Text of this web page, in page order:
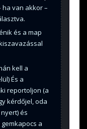
van akkor –
és a map
kell a
És a
reportoljon (a
kérdőjel, oda
és
a